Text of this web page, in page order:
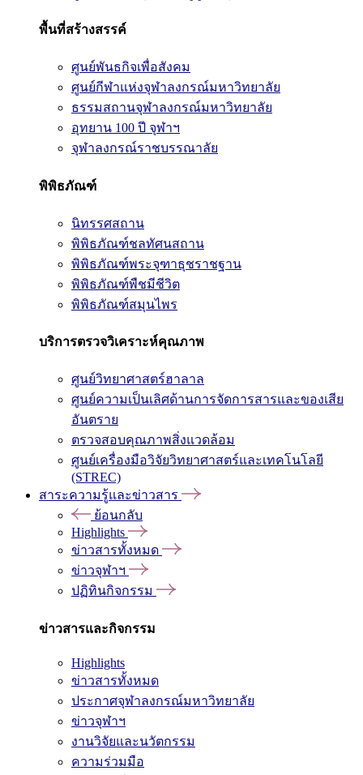
พื้นที่สร้างสรรค์
ศูนย์พันธกิจเพื่อสังคม
ศูนย์กีฬาแห่งจุฬาลงกรณ์มหาวิทยาลัย
ธรรมสถานจุฬาลงกรณ์มหาวิทยาลัย
อุทยาน 100 ปี จุฬาฯ
จุฬาลงกรณ์ราชบรรณาลัย
พิพิธภัณฑ์
นิทรรศสถาน
พิพิธภัณฑ์ชลทัศนสถาน
พิพิธภัณฑ์พระจุฑาธุชราชฐาน
พิพิธภัณฑ์พืชมีชีวิต
พิพิธภัณฑ์สมุนไพร
บริการตรวจวิเคราะห์คุณภาพ
ศูนย์วิทยาศาสตร์ฮาลาล
ศูนย์ความเป็นเลิศด้านการจัดการสารและของเสีย
อันตราย
ตรวจสอบคุณภาพสิ่งแวดล้อม
ศูนย์เครื่องมือวิจัยวิทยาศาสตร์และเทคโนโลยี
(STREC)
สาระความรู้และข่าวสาร
ย้อนกลับ
Highlights
ข่าวสารทั้งหมด
ข่าวจุฬาฯ
ปฏิทินกิจกรรม
ข่าวสารและกิจกรรม
Highlights
ข่าวสารทั้งหมด
ประกาศจุฬาลงกรณ์มหาวิทยาลัย
ข่าวจุฬาฯ
งานวิจัยและนวัตกรรม
ความร่วมมือ